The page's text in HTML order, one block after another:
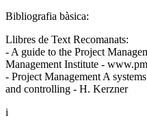
Bibliografia bàsica:
Llibres de Text Recomanats:
- A guide to the Project
Management Institute -
- Project Management A
and controlling - H. Kerzner
i